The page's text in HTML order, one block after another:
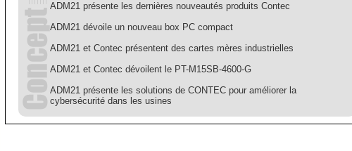
ADM21 présente les dernières nouveautés produits Contec
ADM21 dévoile un nouveau box PC compact
ADM21 et Contec présentent des cartes mères industrielles
ADM21 et Contec dévoilent le PT-M15SB-4600-G
ADM21 présente les solutions de CONTEC pour améliorer la
cybersécurité dans les usines